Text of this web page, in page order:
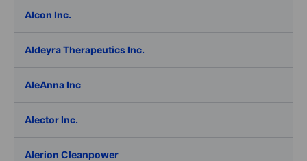
Alcon Inc.
Aldeyra Therapeutics Inc.
AleAnna Inc
Alector Inc.
Alerion Cleanpower